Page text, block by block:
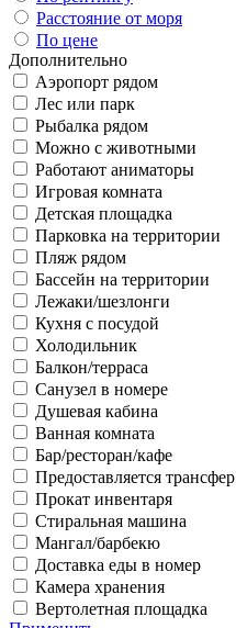
Расстояние от моря
По цене
Дополнительно
Аэропорт рядом
Лес или парк
Рыбалка рядом
Можно с животными
Работают аниматоры
Игровая комната
Детская площадка
Парковка на территории
Пляж рядом
Бассейн на территории
Лежаки/шезлонги
Кухня с посудой
Холодильник
Балкон/терраса
Санузел в номере
Душевая кабина
Ванная комната
Бар/ресторан/кафе
Предоставляется трансфер
Прокат инвентаря
Стиральная машина
Мангал/барбекю
Доставка еды в номер
Камера хранения
Вертолетная площадка